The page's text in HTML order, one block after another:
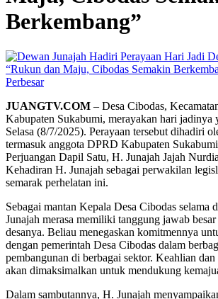
Berkembang”
Perbesar
JUANGTV.COM – Desa Cibodas,
Kabupaten Sukabumi, merayakan hari jadinya
Selasa (8/7/2025). Perayaan tersebut dihadiri
termasuk anggota DPRD Kabupaten
Perjuangan Dapil Satu, H. Junajah Jajah
Kehadiran H. Junajah sebagai perwakilan
semarak perhelatan ini.
Sebagai mantan Kepala Desa Cibodas selama
Junajah merasa memiliki tanggung jawab
desanya. Beliau menegaskan komitmennya
dengan pemerintah Desa Cibodas dalam
pembangunan di berbagai sektor. Keahlian
akan dimaksimalkan untuk mendukung
Dalam sambutannya, H. Junajah